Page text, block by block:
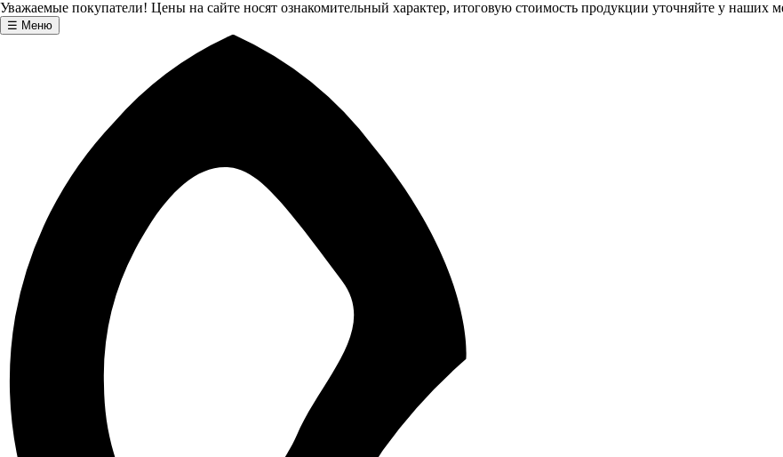
Уважаемые покупатели! Цены на сайте носят ознакомительный характер, итоговую стоимость продукции уточняйте у наших
☰ Меню